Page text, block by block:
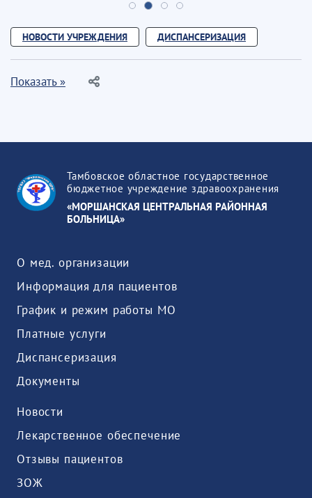
НОВОСТИ УЧРЕЖДЕНИЯ ДИСПАНСЕРИЗАЦИЯ
Показать »
Тамбовское областное государственное
бюджетное учреждение здравоохранения
«МОРШАНСКАЯ ЦЕНТРАЛЬНАЯ РАЙОННАЯ
БОЛЬНИЦА»
О мед. организации
Информация для пациентов
График и режим работы МО
Платные услуги
Диспансеризация
Документы
Новости
Лекарственное обеспечение
Отзывы пациентов
ЗОЖ